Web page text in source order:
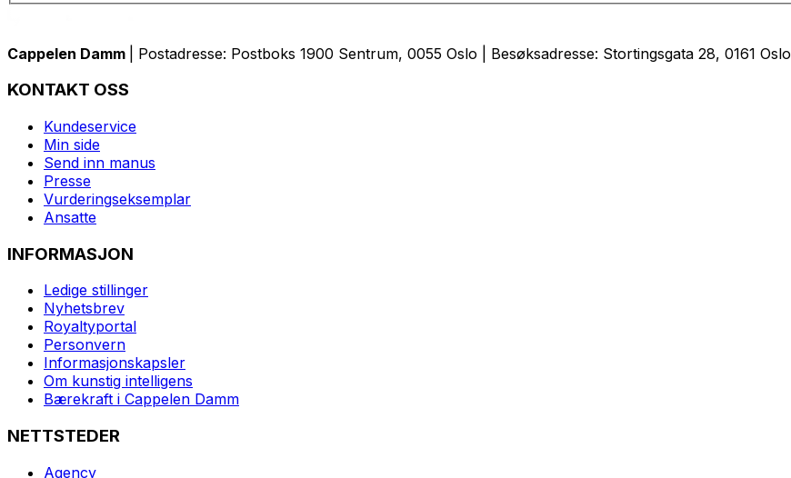
Cappelen Damm | Postadresse: Postboks 1900 Sentrum, 0055 Oslo | Besøksadresse: Stortingsgata 28, 0161 Oslo
KONTAKT OSS
Kundeservice
Min side
Send inn manus
Presse
Vurderingseksemplar
Ansatte
INFORMASJON
Ledige stillinger
Nyhetsbrev
Royaltyportal
Personvern
Informasjonskapsler
Om kunstig intelligens
Bærekraft i Cappelen Damm
NETTSTEDER
Agency